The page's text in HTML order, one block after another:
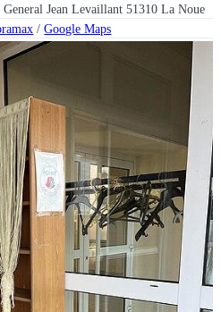
General Jean Levaillant 51310 La Noue
/Google Maps